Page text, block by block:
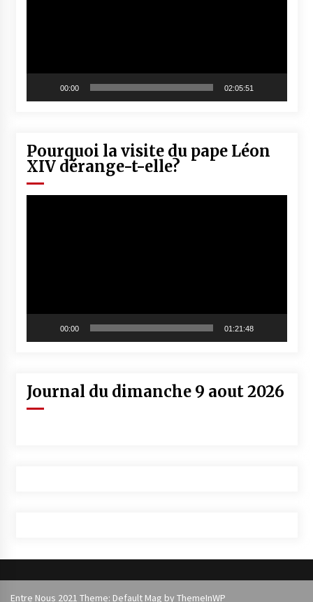
00:00 02:05:51
Pourquoi la visite du pape Léon
XIV dérange-t-elle?
00:00 01:21:48
Journal du dimanche 9 aout 2026
Entre Nous 2021 Theme: Default Mag by ThemeInWP